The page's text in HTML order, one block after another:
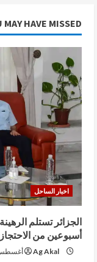
MAY HAVE MISSED
اخبار الساحل
الجزائر تستلم
أسبوعين من الاحتجاز
Ag Akal أغسطس 9,